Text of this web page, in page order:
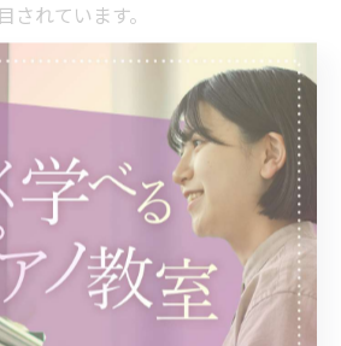
されています。
大人バンド活動の特徴
一般的なバンドサークルやクラブ
門の講師によるサポートや安全な
特徴です。楽器の演奏技術だけで
アレンジ方法、発表イベントでの
め、初心者から経験者まで安心し